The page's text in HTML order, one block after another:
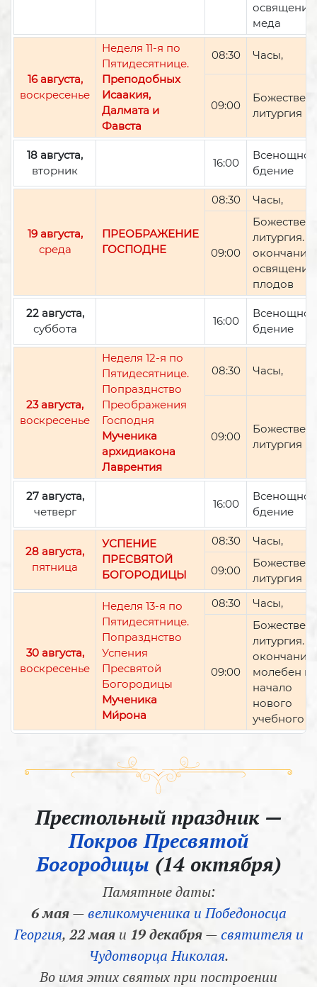
освящение
меда
16 августа,
воскресенье
Неделя 11-я по
Пятидесятнице.
Преподобных
Исаакия,
Далмата и
Фавста
08:30 Часы,
09:00
литургия
18 августа,
вторник
16:00
Всенощное
бдение
19 августа,
среда
ПРЕОБРАЖЕНИЕ
ГОСПОДНЕ
08:30 Часы,
09:00
литургия.
окончании
освящение
плодов
22 августа,
суббота
16:00
Всенощное
бдение
23 августа,
воскресенье
Неделя 12-я по
Пятидесятнице.
Попразднство
Преображения
Господня
Мученика
архидиакона
Лаврентия
08:30 Часы,
09:00
литургия
27 августа,
четверг
16:00
Всенощное
бдение
28 августа,
пятница
УСПЕНИЕ
ПРЕСВЯТОЙ
БОГОРОДИЦЫ
08:30 Часы,
09:00
литургия
30 августа,
воскресенье
Неделя 13-я по
Пятидесятнице.
Попразднство
Успения
Пресвятой
Богородицы
Мученика
Ми́рона
08:30 Часы,
09:00
литургия.
окончании
молебен
начало
нового
учебного
Престольный праздник —
Покров Пресвятой
Богородицы (14 октября)
Памятные даты:
6 мая—великомученика и Победоносца
Георгия, 22 маяи 19 декабря—святителя и
Чудотворца Николая.
Во имя этих святых при построении